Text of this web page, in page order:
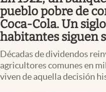
pueblo pobre de
Coca-Cola. Un
habitantes siguen
Décadas de dividendos
agricultores comunes en
viven de aquella decisión